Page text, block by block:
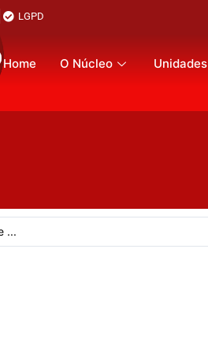
LGPD
Home O Núcleo Unidades